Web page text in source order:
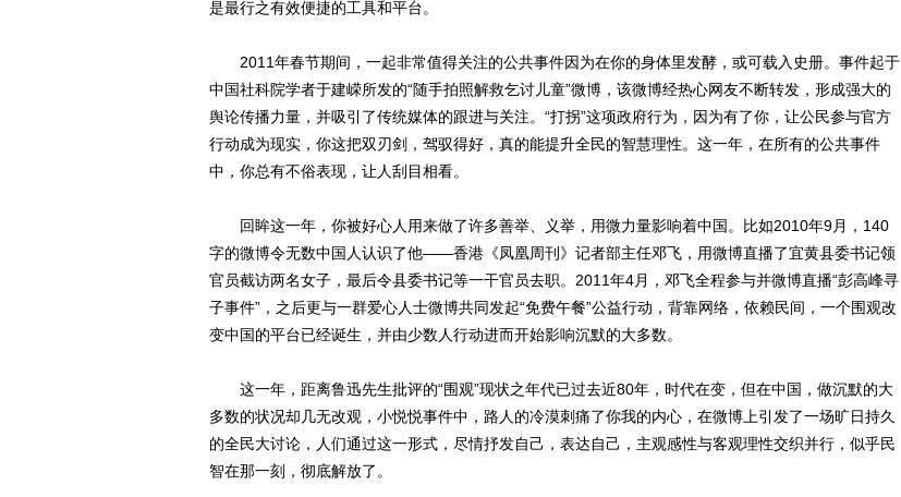
是最行之有效便捷的工具和平台。
2011年春节期间，一起非常值得关注的公共事件因为在你的身体里发酵，或可载入史册。事件起于
中国社科院学者于建嵘所发的“随手拍照解救乞讨儿童”微博，该微博经热心网友不断转发，形成强大的
舆论传播力量，并吸引了传统媒体的跟进与关注。“打拐”这项政府行为，因为有了你，让公民参与官方
行动成为现实，你这把双刃剑，驾驭得好，真的能提升全民的智慧理性。这一年，在所有的公共事件
中，你总有不俗表现，让人刮目相看。
回眸这一年，你被好心人用来做了许多善举、义举，用微力量影响着中国。比如2010年9月，140
字的微博令无数中国人认识了他——香港《凤凰周刊》记者部主任邓飞，用微博直播了宜黄县委书记领
官员截访两名女子，最后令县委书记等一干官员去职。2011年4月，邓飞全程参与并微博直播“彭高峰寻
子事件”，之后更与一群爱心人士微博共同发起“免费午餐”公益行动，背靠网络，依赖民间，一个围观改
变中国的平台已经诞生，并由少数人行动进而开始影响沉默的大多数。
这一年，距离鲁迅先生批评的“围观”现状之年代已过去近80年，时代在变，但在中国，做沉默的大
多数的状况却几无改观，小悦悦事件中，路人的冷漠刺痛了你我的内心，在微博上引发了一场旷日持久
的全民大讨论，人们通过这一形式，尽情抒发自己，表达自己，主观感性与客观理性交织并行，似乎民
智在那一刻，彻底解放了。